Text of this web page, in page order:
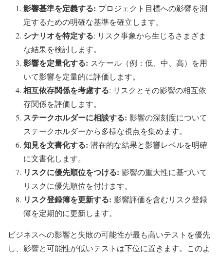
影響基準を定義する: プロジェクト目標への影響を測
定するための明確な基準を確立します。
シナリオを特定する: リスク事象から生じるさまざま
な結果を検討します。
影響を定量化する: スケール（例：低、中、高）を用
いて影響を定量的に評価します。
相互依存関係を考慮する: リスクとその影響の相互依
存関係を評価します。
ステークホルダーに相談する: 影響の深刻度について
ステークホルダーから多様な視点を集めます。
知見を文書化する: 潜在的な結果と影響レベルを明確
に文書化します。
リスクに優先順位をつける: 影響の重大性に基づいて
リスクに優先順位を付けます。
リスク登録簿を更新する: 影響評価を含むリスク登録
簿を定期的に更新します。
ビジネスへの影響と失敗の可能性が最も高いテストを優先
し、影響と可能性が低いテストは下位に置きます。このよ